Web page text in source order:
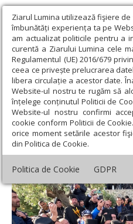
Ziarul Lumina utilizează fişiere
îmbunătăți experiența ta pe
am actualizat politicile pentru a
curentă a Ziarului Lumina cele
Regulamentul (UE) 2016/679
ceea ce privește prelucrarea
libera circulație a acestor date.
Website-ul nostru te rugăm să
înțelege conținutul Politicii de
Website-ul nostru confirmi
cookie conform Politicii de
orice moment setările acestor
din Politica de Cookie.
Politica de Cookie GDPR
Ziarul Lumina › Actualitate
osemintelor ieroschimonahului
Deshumarea
ieroschimonahului
Sfântul Munte